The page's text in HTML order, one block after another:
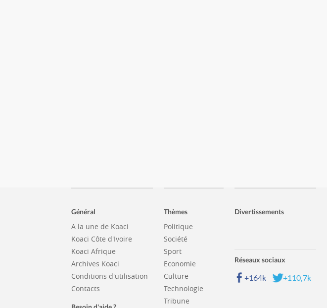
Général
A la une de Koaci
Koaci Côte d'Ivoire
Koaci Afrique
Archives Koaci
Conditions d'utilisation
Contacts
Thèmes
Politique
Société
Sport
Economie
Culture
Technologie
Tribune
Divertissements
Réseaux sociaux
+164k +110,7k